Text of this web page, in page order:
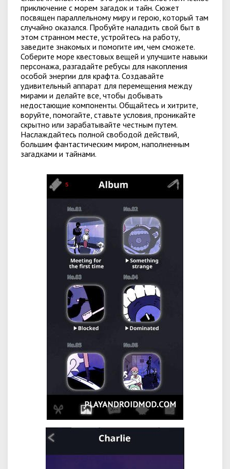
приключение с морем загадок и тайн. Сюжет
посвящен параллельному миру и герою, который там
случайно оказался. Пробуйте наладить свой быт в
этом странном месте, устройтесь на работу,
заведите знакомых и помогите им, чем сможете.
Соберите море квестовых вещей и улучшите навыки
персонажа, разгадайте ребусы для накопления
особой энергии для крафта. Создавайте
удивительный аппарат для перемещения между
мирами и делайте все, чтобы добывать
недостающие компоненты. Общайтесь и хитрите,
воруйте, помогайте, ставьте условия, проникайте
скрытно или зарабатывайте честным путем.
Наслаждайтесь полной свободой действий,
большим фантастическим миром, наполненным
загадками и тайнами.